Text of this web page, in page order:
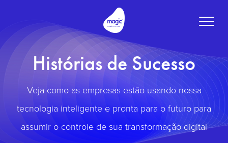
Toggle
Histórias de Sucesso
Veja como as empresas estão usando nossa
tecnologia inteligente e pronta para o futuro para
assumir o controle de sua transformação digital